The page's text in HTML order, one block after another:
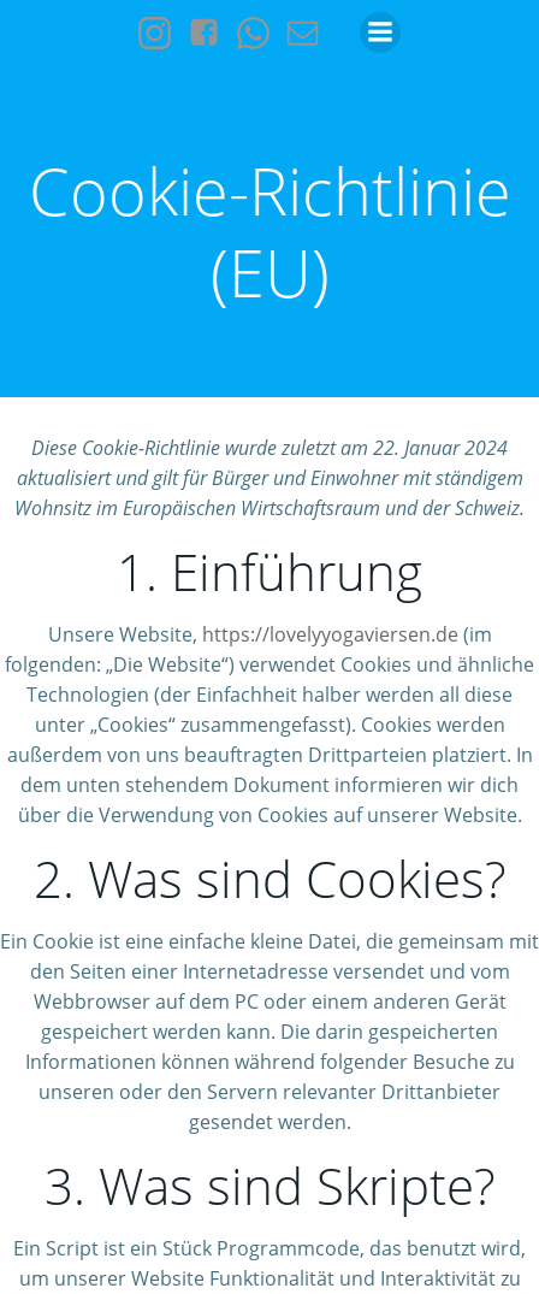
Inhalt
Cookie-Richtlinie
(EU)
Diese Cookie-Richtlinie wurde zuletzt am 22. Januar 2024
aktualisiert und gilt für Bürger und Einwohner mit ständigem
Wohnsitz im Europäischen Wirtschaftsraum und der Schweiz.
1. Einführung
Unsere Website, https://lovelyyogaviersen.de (im
folgenden: „Die Website“) verwendet Cookies und ähnliche
Technologien (der Einfachheit halber werden all diese
unter „Cookies“ zusammengefasst). Cookies werden
außerdem von uns beauftragten Drittparteien platziert. In
dem unten stehendem Dokument informieren wir dich
über die Verwendung von Cookies auf unserer Website.
2. Was sind Cookies?
Ein Cookie ist eine einfache kleine Datei, die gemeinsam mit
den Seiten einer Internetadresse versendet und vom
Webbrowser auf dem PC oder einem anderen Gerät
gespeichert werden kann. Die darin gespeicherten
Informationen können während folgender Besuche zu
unseren oder den Servern relevanter Drittanbieter
gesendet werden.
3. Was sind Skripte?
Ein Script ist ein Stück Programmcode, das benutzt wird,
um unserer Website Funktionalität und Interaktivität zu